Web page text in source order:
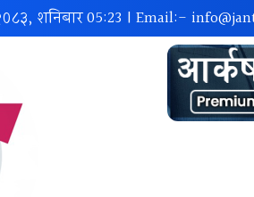
शनिबार05:23 | Email:-